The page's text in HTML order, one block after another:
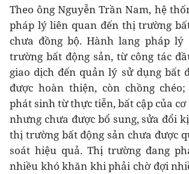
Theo ông Nguyễn Trần Nam, hệ
pháp lý liên quan đến thị trường
chưa đồng bộ. Hành lang pháp
trường bất động sản, từ công tác
giao dịch đến quản lý sử dụng bất
được hoàn thiện, còn chồng
phát sinh từ thực tiễn, bất cập của
nhưng chưa được bổ sung, sửa đổi
thị trường bất động sản chưa được
soát hiệu quả. Thị trường đang
nhiều khó khăn khi phải chờ đợi